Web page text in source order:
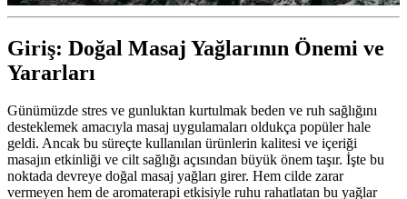
Giriş: Doğal Masaj Yağlarının Önemi ve
Yararları
Günümüzde stres ve gunluktan kurtulmak beden ve ruh sağlığını
desteklemek amacıyla masaj uygulamaları oldukça popüler hale
geldi. Ancak bu süreçte kullanılan ürünlerin kalitesi ve içeriği
masajın etkinliği ve cilt sağlığı açısından büyük önem taşır. İşte bu
noktada devreye doğal masaj yağları girer. Hem cilde zarar
vermeyen hem de aromaterapi etkisiyle ruhu rahatlatan bu yağlar